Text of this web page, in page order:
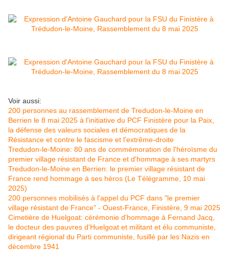
Voir aussi:
200 personnes au rassemblement de Tredudon-le-Moine en
Berrien le 8 mai 2025 à l'initiative du PCF Finistère pour la Paix,
la défense des valeurs sociales et démocratiques de la
Résistance et contre le fascisme et l'extrême-droite
Tredudon-le-Moine: 80 ans de commémoration de l'héroïsme du
premier village résistant de France et d'hommage à ses martyrs
Tredudon-le-Moine en Berrien: le premier village résistant de
France rend hommage à ses héros (Le Télégramme, 10 mai
2025)
200 personnes mobilisés à l'appel du PCF dans "le premier
village résistant de France" - Ouest-France, Finistère, 9 mai 2025
Cimetière de Huelgoat: cérémonie d'hommage à Fernand Jacq,
le docteur des pauvres d'Huelgoat et militant et élu communiste,
dirigeant régional du Parti communiste, fusillé par les Nazis en
décembre 1941